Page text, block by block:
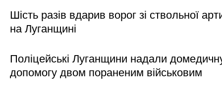
Шість разів вдарив ворог зі ствольної
на Луганщині
Поліцейські Луганщини надали
допомогу двом пораненим військовим